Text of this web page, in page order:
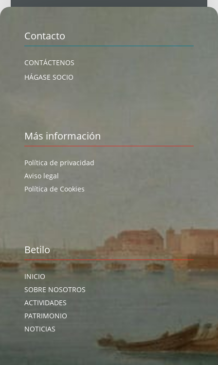
Contacto
CONTÁCTENOS
HÁGASE SOCIO
Más información
Política de privacidad
Aviso legal
Política de Cookies
Betilo
INICIO
SOBRE NOSOTROS
ACTIVIDADES
PATRIMONIO
NOTICIAS